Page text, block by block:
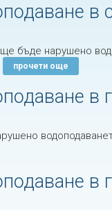
в
бъде нарушено
прочети още
в
в